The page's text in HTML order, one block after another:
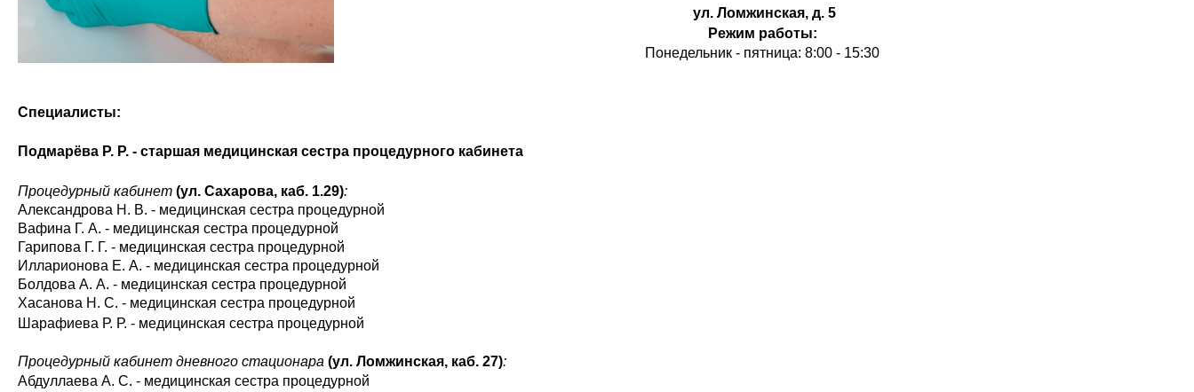
ул. Ломжинская, д. 5
Режим работы:
Понедельник - пятница: 8:00 - 15:30
Специалисты:
Подмарёва Р. Р. - старшая медицинская сестра процедурного кабинета
Процедурный кабинет (ул. Сахарова, каб. 1.29):
Александрова Н. В. - медицинская сестра процедурной
Вафина Г. А. - медицинская сестра процедурной
Гарипова Г. Г. - медицинская сестра процедурной
Илларионова Е. А. - медицинская сестра процедурной
Болдова А. А. - медицинская сестра процедурной
Хасанова Н. С. - медицинская сестра процедурной
Шарафиева Р. Р. - медицинская сестра процедурной
Процедурный кабинет дневного стационара (ул. Ломжинская, каб. 27):
Абдуллаева А. С. - медицинская сестра процедурной